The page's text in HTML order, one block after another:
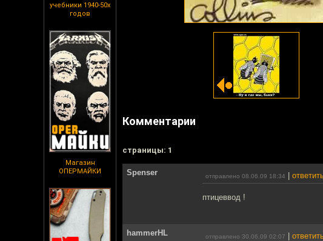
учебники 1940-50х
годов
Магазин
ОПЕРМАЙКИ
Комментарии
cтраницы: 1
Spenser отправлено 08.06.09 18:34
птицеввод !
hammerHL отправлено 30.06.09 02:07